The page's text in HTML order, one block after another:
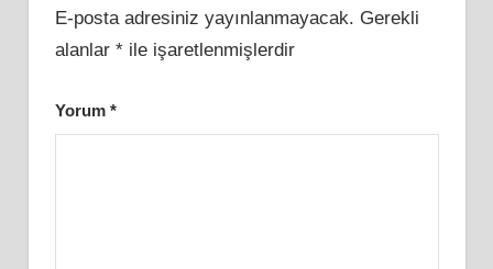
E-posta adresiniz yayınlanmayacak. Gerekli
alanlar *ile işaretlenmişlerdir
Yorum *